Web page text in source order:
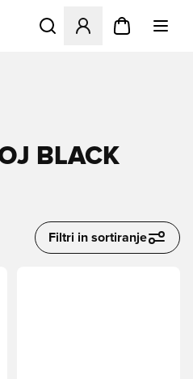
Odpre Modal za prijavo ali
BLACK
Filtri in sortiranje